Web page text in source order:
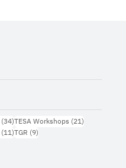
(34)34 กระทู้
TESA Workshops (21)
(11)11 กระทู้
TGR (9)